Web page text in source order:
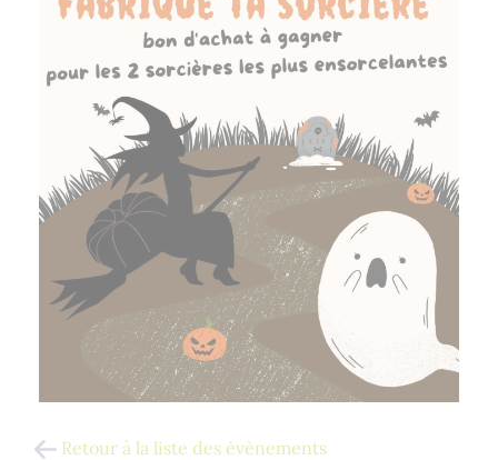
Retour à la liste des évènements